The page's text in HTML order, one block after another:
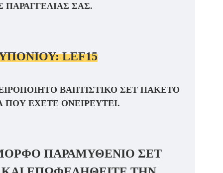
ΣΑΣ.
LEF15
ΒΑΠΤΙΣΤΙΚΌ ΣΕΤ ΠΑΚΈΤΟ
ΈΧΕΤΕ ΟΝΕΙΡΕΥΤΕΊ.
ΠΑΡΑΜΥΘΈΝΙΟ ΣΕΤ